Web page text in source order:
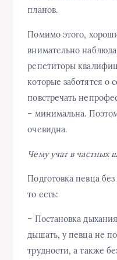
планов.
Помимо этого,
внимательно
репетиторы
которые заботятся о
повстречать
– минимальна.
очевидна.
Чему учат в частных
Подготовка певца
то есть:
– Постановка
дышать, у певца не
трудности, а также